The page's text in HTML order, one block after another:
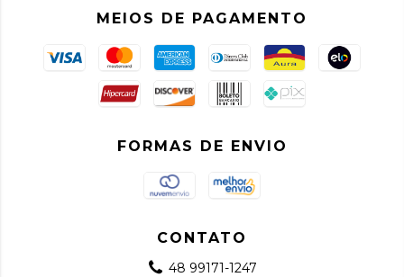
MEIOS DE PAGAMENTO
FORMAS DE ENVIO
CONTATO
48 99171-1247